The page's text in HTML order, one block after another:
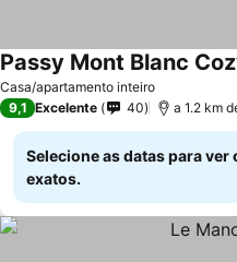
Casa/apartamento inteiro
Ver preços
9,1 Excelente 40 a 1.2 km
Selecione as datas para ver
exatos.